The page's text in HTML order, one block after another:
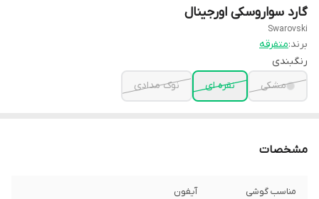
گارد سواروسکی اورجینال
Swarovski
برند:متفرقه
رنگبندی
مشکی
نقره ای نوک مدادی
مشخصات
مناسب گوشی آیفون